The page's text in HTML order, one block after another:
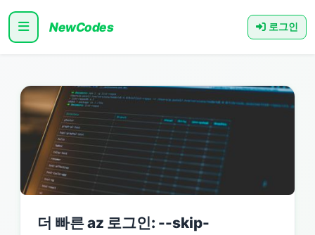
NewCodes 로그인
더 빠른 az 로그인: --skip-